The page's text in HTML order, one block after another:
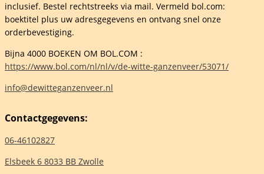
inclusief. Bestel rechtstreeks via mail. Vermeld bol.com:
boektitel plus uw adresgegevens en ontvang snel onze
orderbevestiging.
Bijna 4000 BOEKEN OM BOL.COM :
https://www.bol.com/nl/nl/v/de-witte-ganzenveer/53071/
info@dewitteganzenveer.nl
Contactgegevens:
06-46102827
Elsbeek 6 8033 BB Zwolle